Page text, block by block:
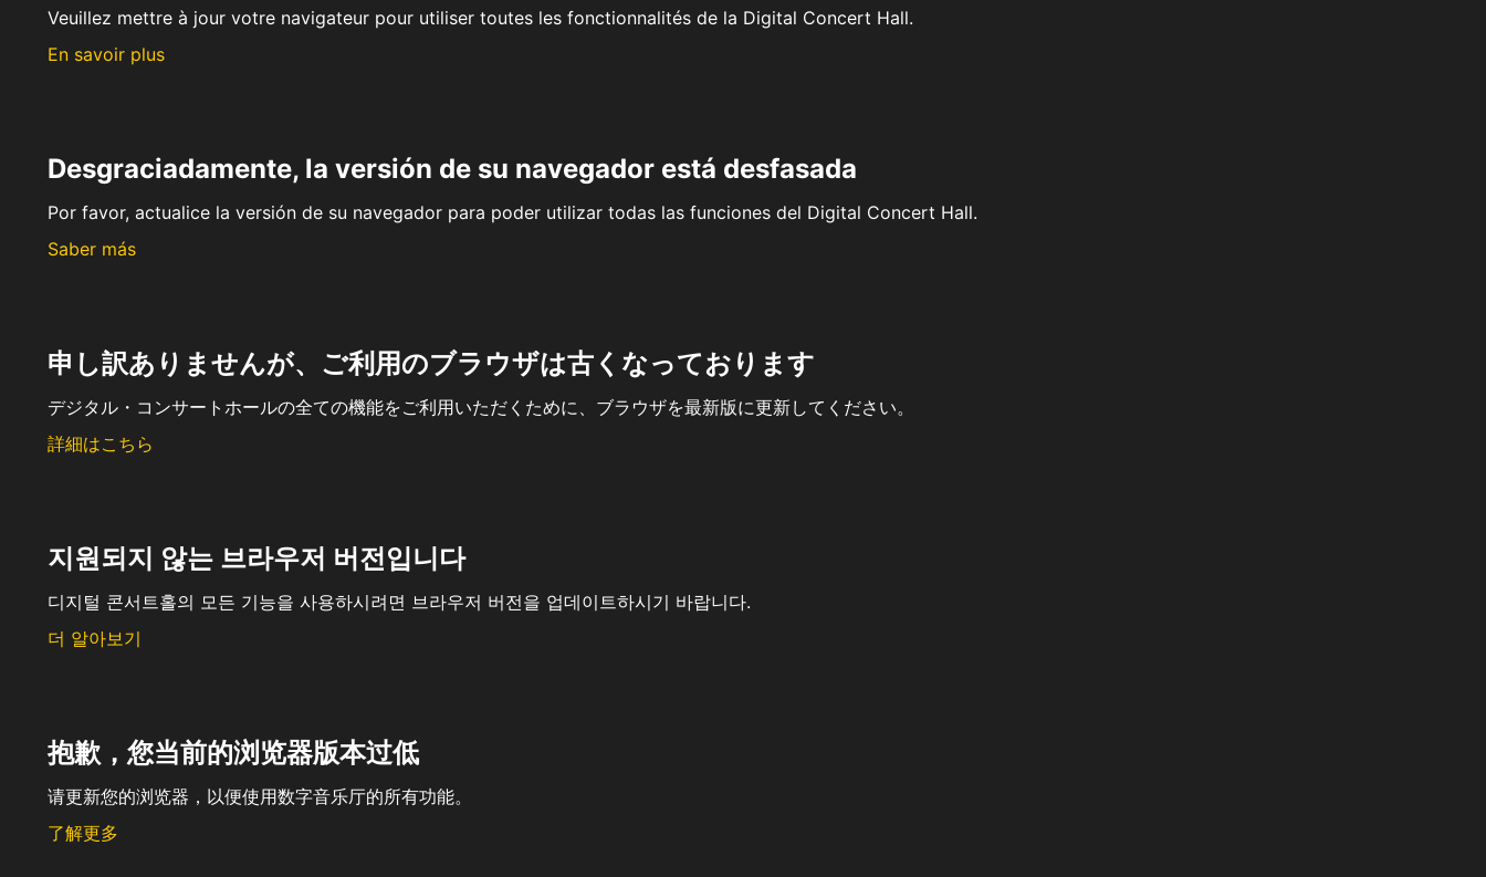
Veuillez mettre à jour votre navigateur pour utiliser toutes les fonctionnalités de la Digital Concert Hall.
En savoir plus
Desgraciadamente, la versión de su navegador está desfasada
Por favor, actualice la versión de su navegador para poder utilizar todas las funciones del Digital Concert Hall.
Saber más
申し訳ありませんが、ご利用のブラウザは古くなっております
デジタル・コンサートホールの全ての機能をご利用いただくために、ブラウザを最新版に更新してください。
詳細はこちら
지원되지 않는 브라우저 버전입니다
디지털 콘서트홀의 모든 기능을 사용하시려면 브라우저 버전을 업데이트하시기 바랍니다.
더 알아보기
抱歉，您当前的浏览器版本过低
请更新您的浏览器，以便使用数字音乐厅的所有功能。
了解更多